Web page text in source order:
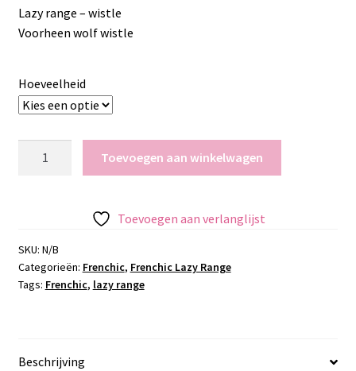
Lazy range – wistle
Voorheen wolf wistle
Hoeveelheid
Toevoegen aan winkelwagen
Toevoegen aan verlanglijst
SKU: N/B
Categorieën: Frenchic, Frenchic Lazy Range
Tags: Frenchic, lazy range
Beschrijving